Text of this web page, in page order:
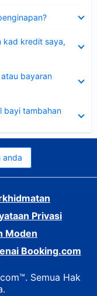
kad kredit saya,
bayaran
bayi tambahan
anda
Privasi
Moden
Booking.com
Semua Hak